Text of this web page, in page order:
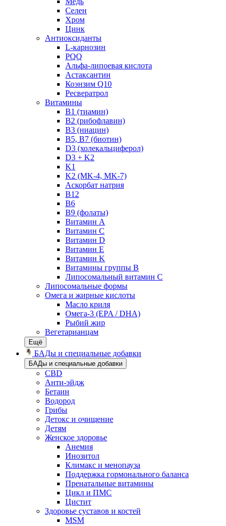
Селен
Хром
Цинк
Антиоксиданты
L-карнозин
PQQ
Альфа-липоевая кислота
Астаксантин
Коэнзим Q10
Ресвератрол
Витамины
B1 (тиамин)
B2 (рибофлавин)
B3 (ниацин)
B5, B7 (биотин)
D3 (холекальциферол)
D3 + K2
K1
K2 (MK-4, MK-7)
Аскорбат натрия
В12
В6
В9 (фолаты)
Витамин A
Витамин C
Витамин D
Витамин E
Витамин K
Витамины группы B
Липосомальный витамин C
Липосомальные формы
Омега и жирные кислоты
Масло криля
Омега-3 (EPA / DHA)
Рыбий жир
Вегетарианцам
Ещё
БАДы и специальные добавки
БАДы и специальные добавки
CBD
Анти-эйдж
Бетаин
Водород
Грибы
Детокс и очищение
Детям
Женское здоровье
Анемия
Инозитол
Климакс и менопауза
Поддержка гормонального баланса
Пренатальные витамины
Цикл и ПМС
Цистит
Здоровье суставов и костей
MSM